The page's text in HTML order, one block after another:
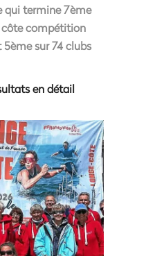
qui termine 7ème
côte compétition
sur 74 clubs
en détail